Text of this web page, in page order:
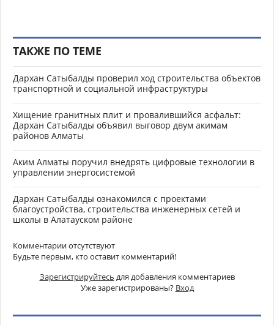
ТАКЖЕ ПО ТЕМЕ
Дархан Сатыбалды проверил ход строительства объектов
транспортной и социальной инфраструктуры
Хищение гранитных плит и провалившийся асфальт:
Дархан Сатыбалды объявил выговор двум акимам
районов Алматы
Аким Алматы поручил внедрять цифровые технологии в
управлении энергосистемой
Дархан Сатыбалды ознакомился с проектами
благоустройства, строительства инженерных сетей и
школы в Алатауском районе
Комментарии отсутствуют
Будьте первым, кто оставит комментарий!
Зарегистрируйтесь для добавления комментариев
Уже зарегистрированы? Вход